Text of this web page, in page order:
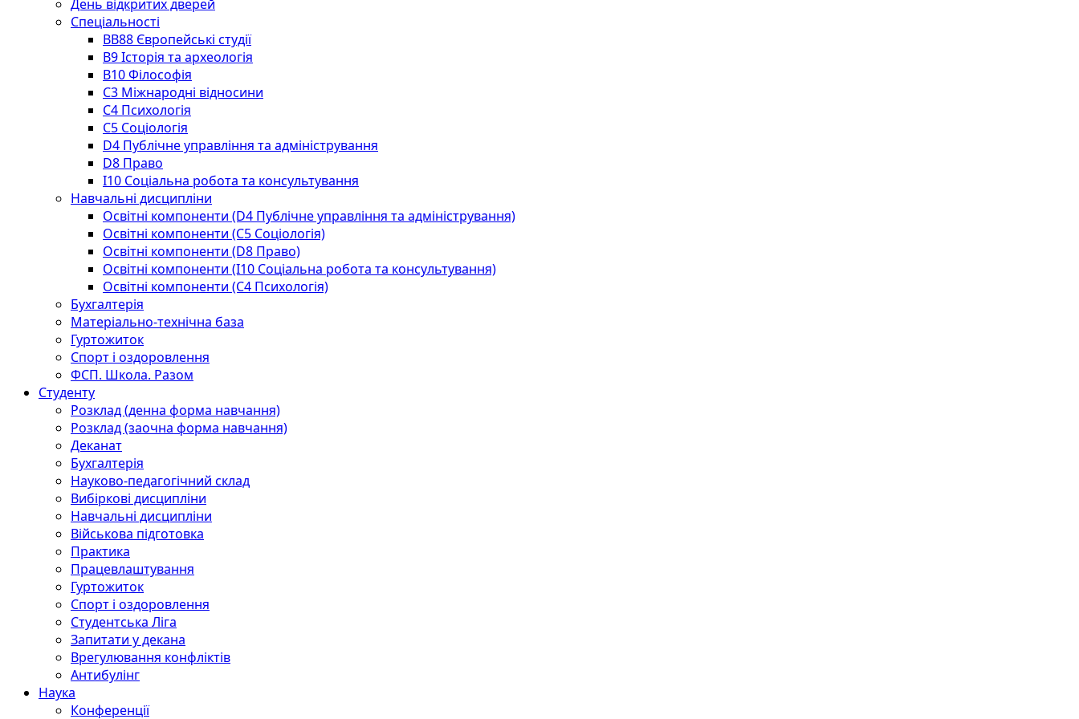
День відкритих дверей
Спеціальності
BВ88 Європейські студії
B9 Історія та археологія
B10 Філософія
C3 Міжнародні відносини
C4 Психологія
С5 Соціологія
D4 Публічне управління та адміністрування
D8 Право
I10 Соціальна робота та консультування
Навчальні дисципліни
Освітні компоненти (D4 Публічне управління та адміністрування)
Освітні компоненти (С5 Соціологія)
Освітні компоненти (D8 Право)
Освітні компоненти (I10 Соціальна робота та консультування)
Освітні компоненти (С4 Психологія)
Бухгалтерія
Матеріально-технічна база
Гуртожиток
Спорт і оздоровлення
ФСП. Школа. Разом
Студенту
Розклад (денна форма навчання)
Розклад (заочна форма навчання)
Деканат
Бухгалтерія
Науково-педагогічний склад
Вибіркові дисципліни
Навчальні дисципліни
Військова підготовка
Практика
Працевлаштування
Гуртожиток
Спорт і оздоровлення
Студентська Ліга
Запитати у декана
Врегулювання конфліктів
Антибулінг
Наука
Конференції